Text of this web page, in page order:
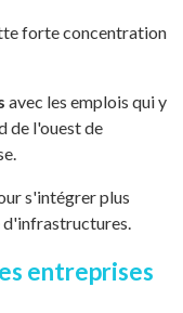
forte concentration
avec les emplois qui y
de l'ouest de
s'intégrer plus
d'infrastructures.
entreprises